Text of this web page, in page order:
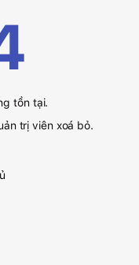
tồn tại.
trị viên xoá bỏ.